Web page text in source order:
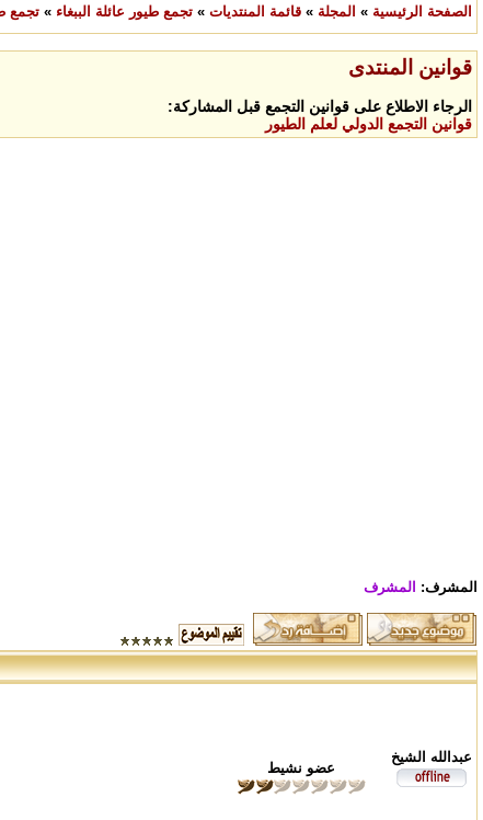
الصفحة الرئيسية » المجلة » قائمة المنتديات » تجمع طيور عائلة الببغاء » تجمع
قوانين المنتدى
الرجاء الاطلاع على قوانين التجمع قبل المشاركة:
قوانين التجمع الدولي لعلم الطيور
المشرف: المشرف
عبدالله الشيخ
عضو نشيط